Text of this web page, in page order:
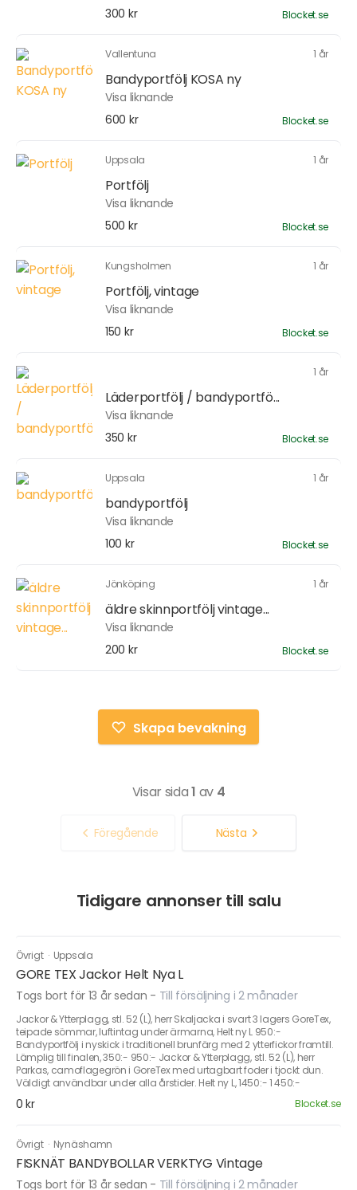
300 kr Blocket.se
Vallentuna 1 år
Bandyportfölj KOSA ny
Visa liknande
600 kr
Blocket.se
Uppsala 1 år
Portfölj
Visa liknande
500 kr
Blocket.se
Kungsholmen 1 år
Portfölj, vintage
Visa liknande
150 kr
Blocket.se
1 år
Läderportfölj / bandyportfö...
Visa liknande
350 kr
Blocket.se
Uppsala 1 år
bandyportfölj
Visa liknande
100 kr
Blocket.se
Jönköping 1 år
äldre skinnportfölj vintage...
Visa liknande
200 kr
Blocket.se
Skapa bevakning
Visar sida1 av 4
Föregående Nästa
Tidigare annonser till salu
Övrigt · Uppsala
GORE TEX Jackor Helt Nya L
Togs bort för 13 år sedan - Till försäljning i 2 månader
Jackor & Ytterplagg, stl. 52 (L), herr Skaljacka i svart 3 lagers GoreTex,
teipade sömmar, luftintag under ärmarna, Helt ny L 950:-
Bandyportfölj i nyskick i traditionell brunfärg med 2 ytterfickor framtill.
Lämplig till finalen, 350:- 950:- Jackor & Ytterplagg, stl. 52 (L), herr
Parkas, camoflagegrön i GoreTex med urtagbart foder i tjockt dun.
Väldigt användbar under alla årstider. Helt ny L, 1450:- 1 450:-
0 kr Blocket.se
Övrigt · Nynäshamn
FISKNÄT BANDYBOLLAR VERKTYG Vintage
Togs bort för 13 år sedan - Till försäljning i 2 månader